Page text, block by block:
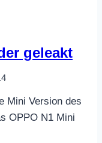
geleakt
Mini Version des
OPPO N1 Mini